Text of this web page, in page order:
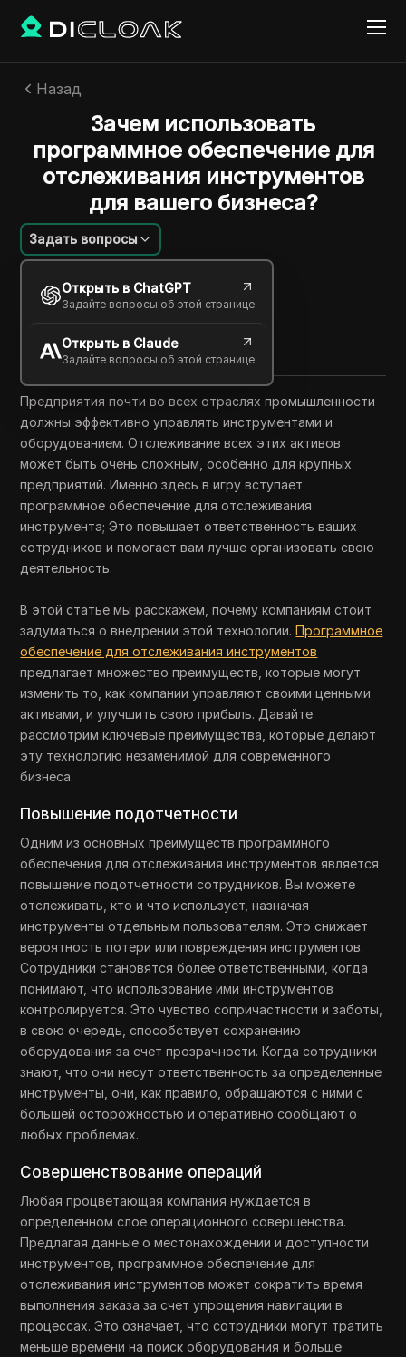
Назад
Зачем использовать
программное обеспечение для
отслеживания инструментов
для вашего бизнеса?
Задать вопросы
Открыть в ChatGPT
Задайте вопросы об этой странице
Открыть в Claude
Задайте вопросы об этой странице
Сандра Андерсон
10 окт. 2025 2 минут
Copy Link
Предприятия почти во всех отраслях промышленности
должны эффективно управлять инструментами и
оборудованием. Отслеживание всех этих активов
может быть очень сложным, особенно для крупных
предприятий. Именно здесь в игру вступает
программное обеспечение для отслеживания
инструмента; Это повышает ответственность ваших
сотрудников и помогает вам лучше организовать свою
деятельность.
В этой статье мы расскажем, почему компаниям стоит
задуматься о внедрении этой технологии.Программное
обеспечение для отслеживания инструментов
предлагает множество преимуществ, которые могут
изменить то, как компании управляют своими ценными
активами, и улучшить свою прибыль. Давайте
рассмотрим ключевые преимущества, которые делают
эту технологию незаменимой для современного
бизнеса.
Повышение подотчетности
Одним из основных преимуществ программного
обеспечения для отслеживания инструментов является
повышение подотчетности сотрудников. Вы можете
отслеживать, кто и что использует, назначая
инструменты отдельным пользователям. Это снижает
вероятность потери или повреждения инструментов.
Сотрудники становятся более ответственными, когда
понимают, что использование ими инструментов
контролируется. Это чувство сопричастности и заботы,
в свою очередь, способствует сохранению
оборудования за счет прозрачности. Когда сотрудники
знают, что они несут ответственность за определенные
инструменты, они, как правило, обращаются с ними с
большей осторожностью и оперативно сообщают о
любых проблемах.
Совершенствование операций
Любая процветающая компания нуждается в
определенном слое операционного совершенства.
Предлагая данные о местонахождении и доступности
инструментов, программное обеспечение для
отслеживания инструментов может сократить время
выполнения заказа за счет упрощения навигации в
процессах. Это означает, что сотрудники могут тратить
меньше времени на поиск оборудования и больше